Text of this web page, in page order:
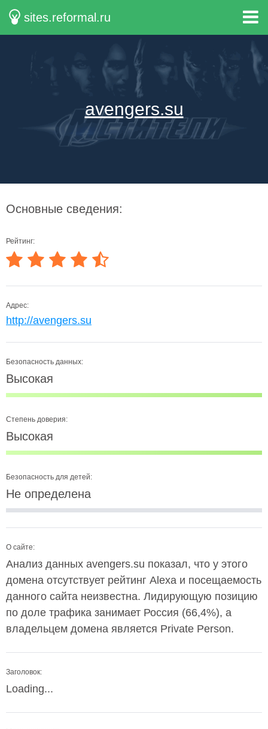
sites.reformal.ru
avengers.su
Основные сведения:
Рейтинг:
Адрес:
http://avengers.su
Безопасность данных:
Высокая
Степень доверия:
Высокая
Безопасность для детей:
Не определена
О сайте:
Анализ данных avengers.su показал, что у этого
домена отсутствует рейтинг Alexa и посещаемость
данного сайта неизвестна. Лидирующую позицию
по доле трафика занимает Россия (66,4%), а
владельцем домена является Private Person.
Заголовок:
Loading...